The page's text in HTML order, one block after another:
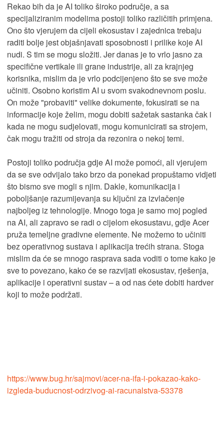
Rekao bih da je AI toliko široko područje, a sa
specijaliziranim modelima postoji toliko različitih primjena.
Ono što vjerujem da cijeli ekosustav i zajednica trebaju
raditi bolje jest objašnjavati sposobnosti i prilike koje AI
nudi. S tim se mogu složiti. Jer danas je to vrlo jasno za
specifične vertikale ili grane industrije, ali za krajnjeg
korisnika, mislim da je vrlo podcijenjeno što se sve može
učiniti. Osobno koristim AI u svom svakodnevnom poslu.
On može "probaviti" velike dokumente, fokusirati se na
informacije koje želim, mogu dobiti sažetak sastanka čak i
kada ne mogu sudjelovati, mogu komunicirati sa strojem,
čak mogu tražiti od stroja da rezonira o nekoj temi.
Postoji toliko područja gdje AI može pomoći, ali vjerujem
da se sve odvijalo tako brzo da ponekad propuštamo vidjeti
što bismo sve mogli s njim. Dakle, komunikacija i
poboljšanje razumijevanja su ključni za izvlačenje
najboljeg iz tehnologije. Mnogo toga je samo moj pogled
na AI, ali zapravo se radi o cijelom ekosustavu, gdje Acer
pruža temeljne gradivne elemente. Ne možemo to učiniti
bez operativnog sustava i aplikacija trećih strana. Stoga
mislim da će se mnogo rasprava sada voditi o tome kako je
sve to povezano, kako će se razvijati ekosustav, rješenja,
aplikacije i operativni sustav – a od nas ćete dobiti hardver
koji to može podržati.
https://www.bug.hr/sajmovi/acer-na-ifa-i-pokazao-kako-
izgleda-buducnost-odrzivog-ai-racunalstva-53378